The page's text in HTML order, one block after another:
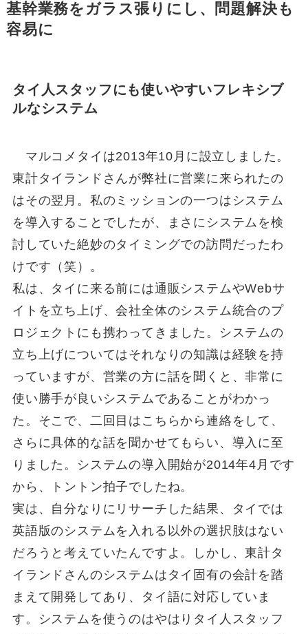
基幹業務をガラス張りにし、問題解決も
容易に
タイ人スタッフにも使いやすいフレキシブ
ルなシステム
マルコメタイは2013年10月に設立しました。
東計タイランドさんが弊社に営業に来られたの
はその翌月。私のミッションの一つはシステム
を導入することでしたが、まさにシステムを検
討していた絶妙のタイミングでの訪問だったわ
けです（笑）。
私は、タイに来る前には通販システムやWebサ
イトを立ち上げ、会社全体のシステム統合のプ
ロジェクトにも携わってきました。システムの
立ち上げについてはそれなりの知識は経験を持
っていますが、営業の方に話を聞くと、非常に
使い勝手が良いシステムであることがわかっ
た。そこで、二回目はこちらから連絡をして、
さらに具体的な話を聞かせてもらい、導入に至
りました。システムの導入開始が2014年4月です
から、トントン拍子でしたね。
実は、自分なりにリサーチした結果、タイでは
英語版のシステムを入れる以外の選択肢はない
だろうと考えていたんですよ。しかし、東計タ
イランドさんのシステムはタイ固有の会計を踏
まえて開発してあり、タイ語に対応していま
す。システムを使うのはやはりタイ人スタッフ